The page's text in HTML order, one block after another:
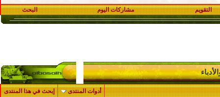
التقويم مشاركات اليوم البحث
أدوات المنتدى إبحث في هذا المنتدى